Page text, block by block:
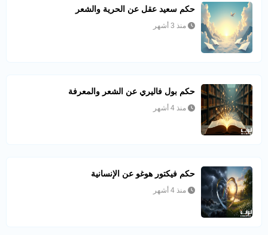
حكم سعيد عقل عن الحرية والشعر
منذ 3 أشهر
حكم بول فاليري عن الشعر والمعرفة
منذ 4 أشهر
حكم فيكتور هوغو عن الإنسانية
منذ 4 أشهر